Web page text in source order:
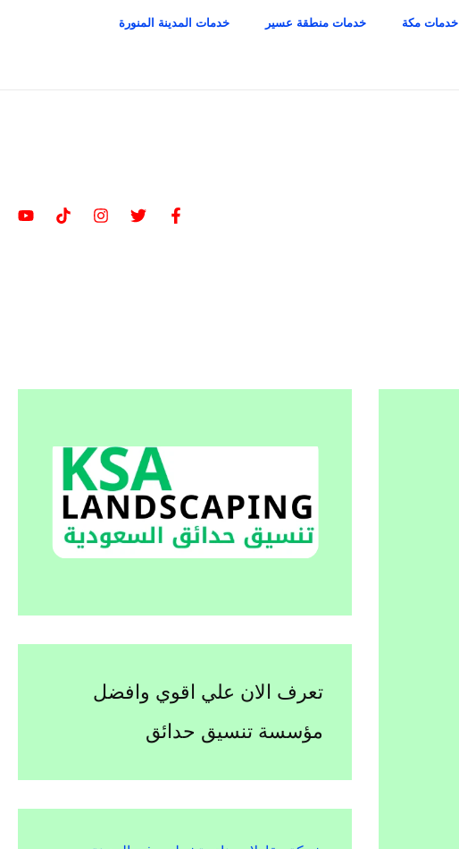
خدمات مكة خدمات منطقة عسير خدمات المدينة المنورة
تعرف الان علي اقوي وافضل
مؤسسة تنسيق حدائق